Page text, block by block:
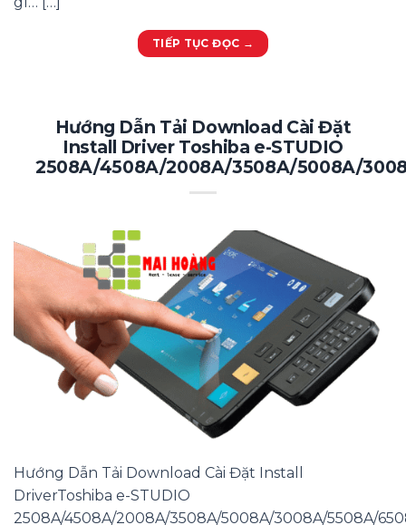
TIẾP TỤC ĐỌC →
Hướng Dẫn Tải Download Cài Đặt
Install Driver Toshiba e-STUDIO
2508A/4508A/2008A/3508A/5008A/
Hướng Dẫn Tải Download Cài Đặt Install
DriverToshiba e-STUDIO
2508A/4508A/2008A/3508A/5008A/3008A/5508A/